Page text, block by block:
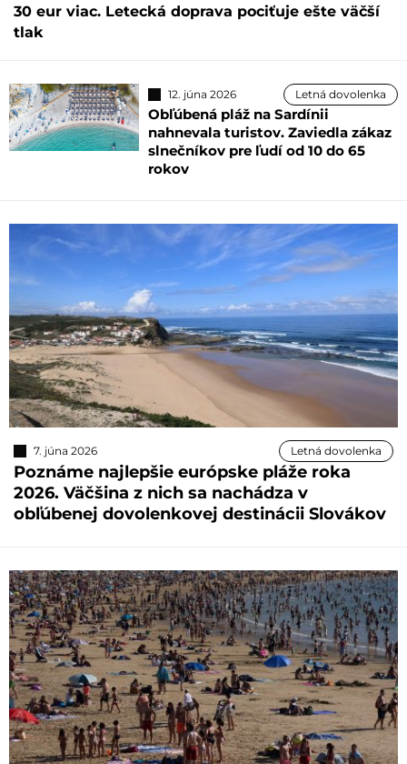
30 eur viac. Letecká doprava pociťuje ešte väčší
tlak
12. júna 2026 Letná dovolenka
Obľúbená pláž na Sardínii
nahnevala turistov. Zaviedla zákaz
slnečníkov pre ľudí od 10 do 65
rokov
7. júna 2026 Letná dovolenka
Poznáme najlepšie európske pláže roka
2026. Väčšina z nich sa nachádza v
obľúbenej dovolenkovej destinácii Slovákov